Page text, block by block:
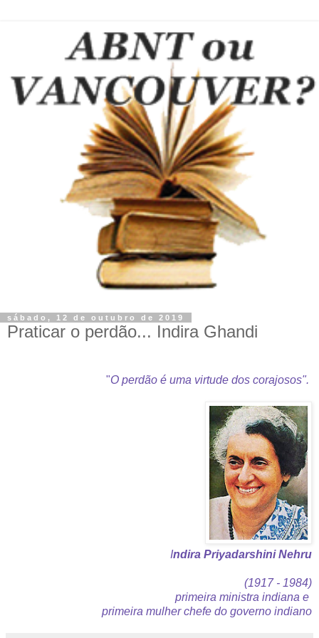
sábado, 12 de outubro de 2019
Praticar o perdão... Indira Ghandi
"O perdão é uma virtude dos corajosos".
Indira Priyadarshini Nehru
(1917 - 1984)
primeira ministra indiana e
primeira mulher chefe do governo indiano